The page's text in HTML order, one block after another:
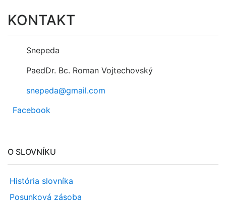
KONTAKT
Snepeda
PaedDr. Bc. Roman Vojtechovský
snepeda@gmail.com
Facebook
O SLOVNÍKU
História slovníka
Posunková zásoba